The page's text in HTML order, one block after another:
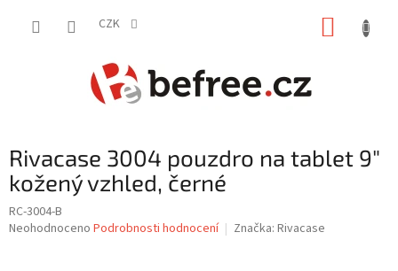
CZK
Rivacase 3004 pouzdro na tablet 9"
kožený vzhled, černé
RC-3004-B
Průměrné
Neohodnoceno Podrobnosti hodnocení Značka: Rivacase